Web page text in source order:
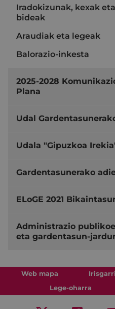
Iradokizunak, kexak
bideak
Araudiak eta legeak
Balorazio-inkesta
2025-2028
Plana
Udal
Udala "Gipuzkoa
Gardentasunerako
ELoGE 2021
Administrazio
eta gardentasun-
Web mapa
Lege-oharra